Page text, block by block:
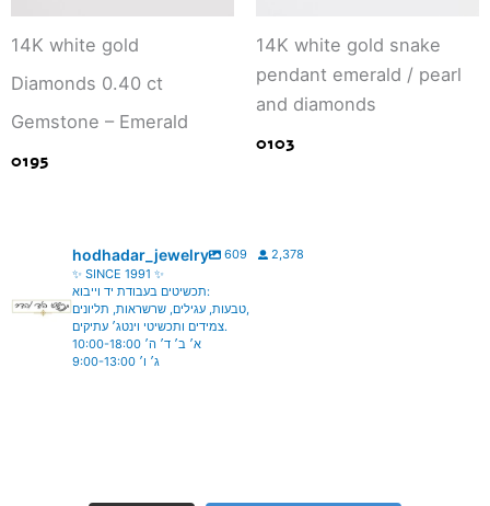
14K white gold
Diamonds 0.40 ct
Gemstone – Emerald
0195
14K white gold snake
pendant emerald / pearl
and diamonds
0103
hodhadar_jewelry 609
2,378
✨ SINCE 1991 ✨
תכשיטים בעבודת יד וייבוא:
טבעות, עגילים, שרשראות, תליונים,
צמידים ותכשיטי וינטג׳ עתיקים.
א׳ ב׳ ד׳ ה׳ 10:00-18:00
ג׳ ו׳ 9:00-13:00
hodhadar_jewelry